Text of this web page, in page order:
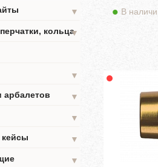
▼
кольца▼
▼
арбалетов
▼
▼
▼
▼
В